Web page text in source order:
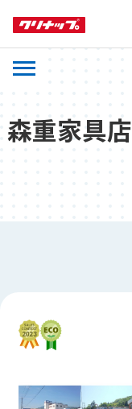
森重家具店